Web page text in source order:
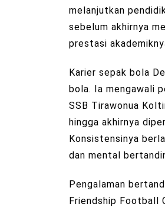
melanjutkan
sebelum akhirnya
prestasi
Karier sepak bola
bola. Ia mengawali
SSB Tirawonua
hingga akhirnya
Konsistensinya
dan mental
Pengalaman
Friendship Football